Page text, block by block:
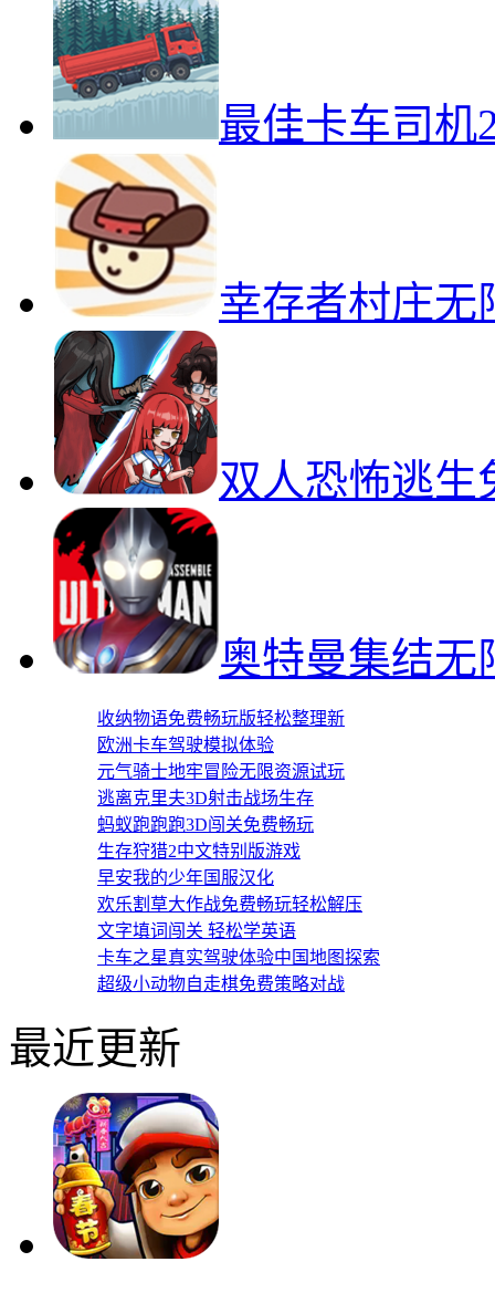
最佳卡车司机
幸存者村庄无
双人恐怖逃生
奥特曼集结无
收纳物语免费畅玩版轻松整理新
欧洲卡车驾驶模拟体验
元气骑士地牢冒险无限资源试玩
逃离克里夫3D射击战场生存
蚂蚁跑跑跑3D闯关免费畅玩
生存狩猎2中文特别版游戏
早安我的少年国服汉化
欢乐割草大作战免费畅玩轻松解压
文字填词闯关 轻松学英语
卡车之星真实驾驶体验中国地图探索
超级小动物自走棋免费策略对战
最近更新